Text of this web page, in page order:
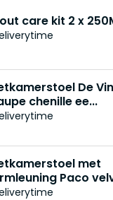
care kit 2 x
De
chenille ee...
met
Paco